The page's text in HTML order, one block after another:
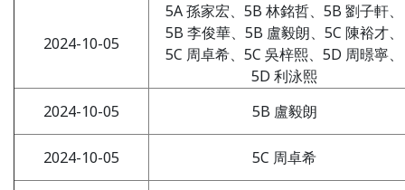
2024-10-05
5A 孫家宏、5B 林銘哲、5B 劉子軒、
5B 李俊華、5B 盧毅朗、5C 陳裕才、
5C 周卓希、5C 吳梓熙、5D 周暻寧、
5D 利泳熙
2024-10-05
5B 盧毅朗
2024-10-05 5C 周卓希